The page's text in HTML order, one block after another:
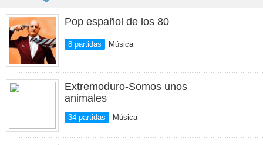
Pop español de los 80
8 partidas Música
Extremoduro-Somos unos
animales
34 partidas Música